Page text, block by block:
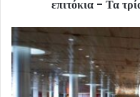
επιτόκια - Τα